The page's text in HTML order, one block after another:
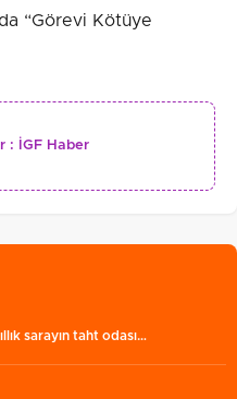
“Görevi Kötüye
: İGF Haber
sarayın taht odası…